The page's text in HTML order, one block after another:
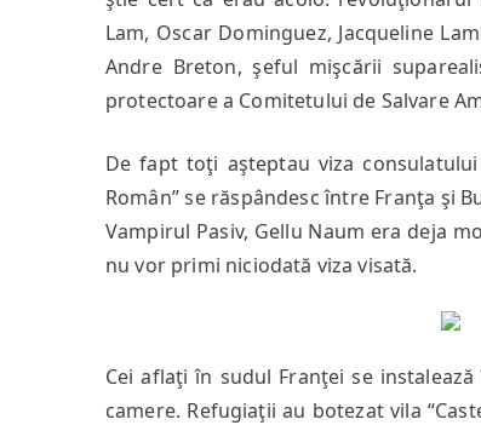
Lam, Oscar Dominguez, Jacqueline
Andre Breton, şeful mişcării
protectoare a Comitetului de Salvare
De fapt toţi aşteptau viza
Român” se răspândesc între Franţa şi
Vampirul Pasiv, Gellu Naum era deja
nu vor primi niciodată viza visată.
Cei aflaţi în sudul Franţei se
camere. Refugiaţii au botezat vila